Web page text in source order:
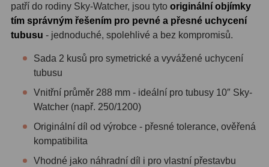
Azimutální AZ 6
Fotografické montáže
Stativy a pilíře3
Objímky10
Motory a pohony13
patří do rodiny Sky-Watcher, jsou tyto originální objímky
tím správným řešením pro pevné a přesné uchycení
tubusu - jednoduché, spolehlivé a bez kompromisů.
Sada 2 kusů pro symetrické a vyvážené uchycení
tubusu
Vnitřní průměr 288 mm - ideální pro tubusy 10″ Sky-
Watcher (např. 250/1200)
Originální díl od výrobce - přesné tolerance, ověřená
kompatibilita
Vhodné jako náhradní díl i pro vlastní přestavbu